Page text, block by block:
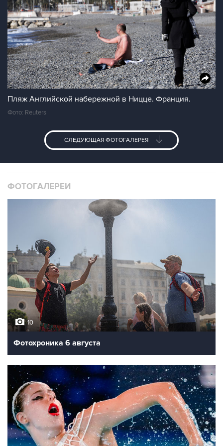
Пляж Английской набережной в Ницце. Франция.
Фото: Reuters
СЛЕДУЮЩАЯ ФОТОГАЛЕРЕЯ
ФОТОГАЛЕРЕИ
10
Фотохроника 6 августа